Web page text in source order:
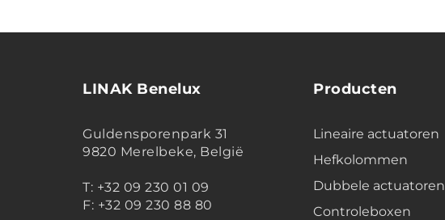
LINAK Benelux
Guldensporenpark 31
9820 Merelbeke, België
T: +32 09 230 01 09
F: +32 09 230 88 80
Producten
Lineaire actuatoren
Hefkolommen
Dubbele actuatoren
Controleboxen